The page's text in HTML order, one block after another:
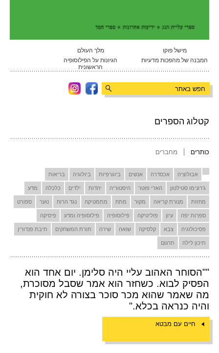
קטלוג הספרים
כותרים מחברים
אבולוציה אכסדרה אנשים ביוגרפיות ביולוגיה בריאות
ג'רונימו סטילטון הארי פוטר היסטוריה יהדות ילדים כלכלה מדע
מחזות מנורת קריאה מקור מתח מתמטיקה נגד הרוח נוער ספורט
ספרות יפה עיון פוליטיקה פילוסופיה פילוסופיה ומדע פיסיקה
פסיכולוגיה צבא קלסיקה שואה שירה תורת המשחקים תיבת פנדורין
תיכון לילה תרגום
""הסוחר האהוב עליי היה סלימן. יום אחד הוא
הפסיק לבוא. כשחזר הוא אמר שסבל מסוכרת,
מה שאמר שהוא מכר סוכר בצורה לא חוקית
והיה כנראה בכלא."
חיים עם מבטא
מישל פוקו
מלך העולם
המבנה של מהפכות מדעיות
הגיונות על הפילוסופיה
הראשונית